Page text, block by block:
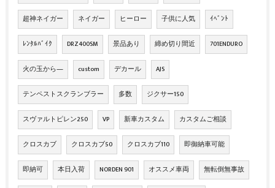
超神ネイガー ネイガー ヒーロー 子供に人気 ｲﾍﾞﾝﾄ
ﾚﾝﾀﾙﾊﾞｲｸ DRZ400SM 景品あり 締め切り間近 701ENDURO
火の玉から― custom デカール AJS
テンペストスクランブラー 多数 ジクサー150
スヴァルトピレン250 VP 新車カスタム カスタムご相談
クロスカブ クロスカブ50 クロスカブ110 即御納車可能
即納可 本日入荷 NORDEN 901 オススメ車両 無転倒無事故